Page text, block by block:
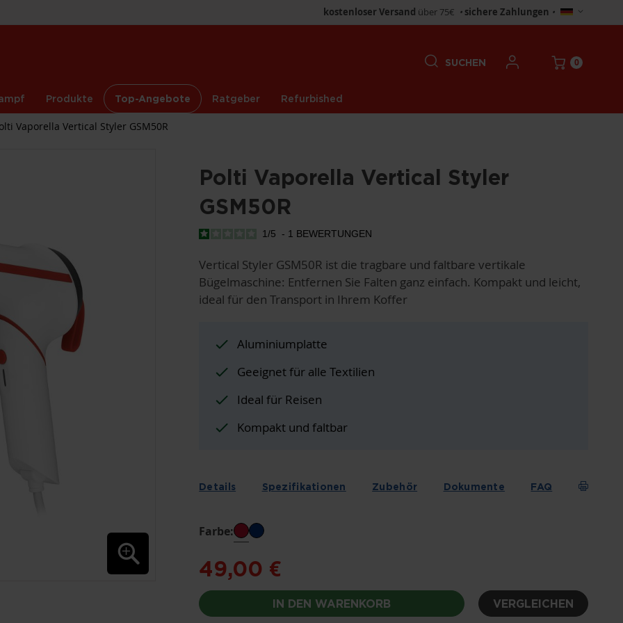
kostenloser Versand über 75€ • sichere Zahlungen • Store
wählen
Produkte Top-Angebote Ratgeber Refurbished
SUCHEN 0
Vaporella Vertical Styler GSM50R
Polti Vaporella Vertical Styler
GSM50R
1/5 - 1 BEWERTUNGEN
Vertical Styler GSM50R ist die tragbare und faltbare vertikale
Bügelmaschine: Entfernen Sie Falten ganz einfach. Kompakt und leicht,
ideal für den Transport in Ihrem Koffer
Aluminiumplatte
Geeignet für alle Textilien
Ideal für Reisen
Kompakt und faltbar
Details Spezifikationen Zubehör Dokumente FAQ
Farbe:
49,00 €
IN DEN WARENKORB VERGLEICHEN